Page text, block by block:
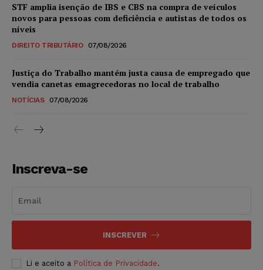
STF amplia isenção de IBS e CBS na compra de veículos
novos para pessoas com deficiência e autistas de todos os
níveis
DIREITO TRIBUTÁRIO 07/08/2026
Justiça do Trabalho mantém justa causa de empregado que
vendia canetas emagrecedoras no local de trabalho
NOTÍCIAS 07/08/2026
Inscreva-se
INSCREVER
Li e aceito a Política de Privacidade.